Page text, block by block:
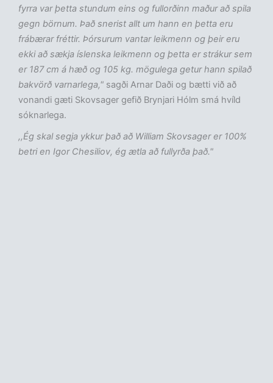
fyrra var þetta stundum eins og fullorðinn maður að spila
gegn börnum. Það snerist allt um hann en þetta eru
frábærar fréttir. Þórsurum vantar leikmenn og þeir eru
ekki að sækja íslenska leikmenn og þetta er strákur sem
er 187 cm á hæð og 105 kg. mögulega getur hann spilað
bakvörð varnarlega," sagði Arnar Daði og bætti við að
vonandi gæti Skovsager gefið Brynjari Hólm smá hvíld
sóknarlega.
,,Ég skal segja ykkur það að William Skovsager er 100%
betri en Igor Chesiliov, ég ætla að fullyrða það."